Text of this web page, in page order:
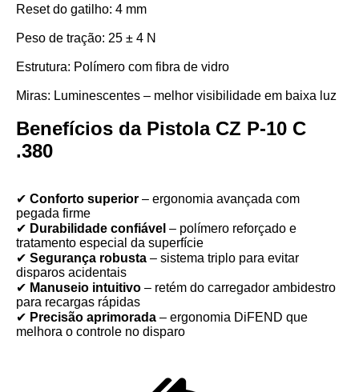
Reset do gatilho: 4 mm
Peso de tração: 25 ± 4 N
Estrutura: Polímero com fibra de vidro
Miras: Luminescentes – melhor visibilidade em baixa luz
Benefícios da Pistola CZ P-10 C
.380
✔ Conforto superior – ergonomia avançada com
pegada firme
✔ Durabilidade confiável – polímero reforçado e
tratamento especial da superfície
✔ Segurança robusta – sistema triplo para evitar
disparos acidentais
✔ Manuseio intuitivo – retém do carregador ambidestro
para recargas rápidas
✔ Precisão aprimorada – ergonomia DiFEND que
melhora o controle no disparo